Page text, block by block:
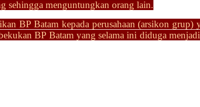
sehingga menguntungkan orang lain.
BP Batam kepada perusahaan (arsikon
BP Batam yang selama ini diduga